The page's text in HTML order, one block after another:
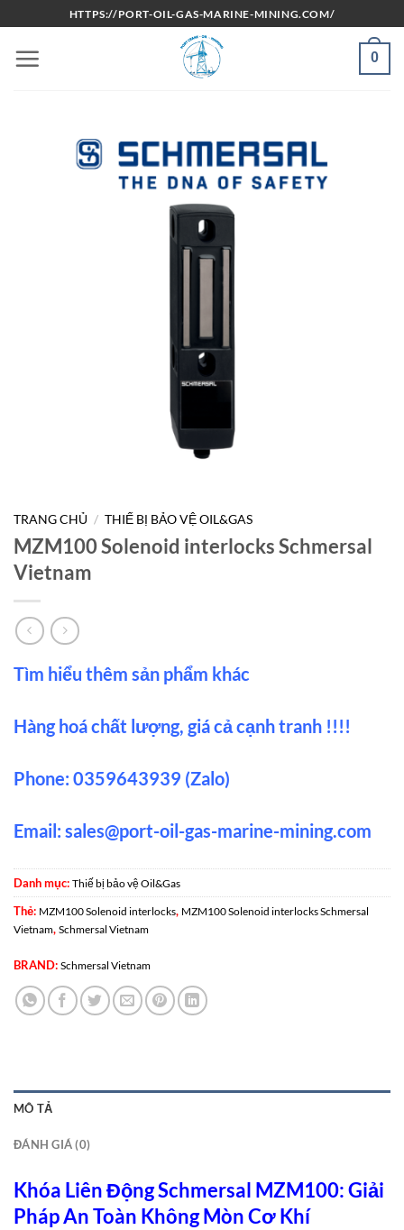
qua
nội
HTTPS://PORT-OIL-GAS-MARINE-MINING.COM/
0
TRANG CHỦ / THIẾ BỊ BẢO VỆ OIL&GAS
MZM100 Solenoid interlocks Schmersal
Vietnam
Tìm hiểu thêm sản phẩm khác
Hàng hoá chất lượng, giá cả cạnh tranh !!!!
Phone: 0359643939 (Zalo)
Email: sales@port-oil-gas-marine-mining.com
Danh mục: Thiế bị bảo vệ Oil&Gas
Thẻ: MZM100 Solenoid interlocks, MZM100 Solenoid interlocks Schmersal
Vietnam, Schmersal Vietnam
BRAND: Schmersal Vietnam
MÔ TẢ
ĐÁNH GIÁ (0)
Khóa Liên Động Schmersal MZM100: Giải
Pháp An Toàn Không Mòn Cơ Khí